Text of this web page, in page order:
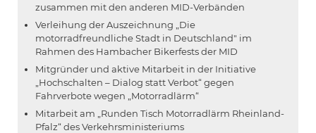
zusammen mit den anderen MID-Verbänden
Verleihung der Auszeichnung „Die
motorradfreundliche Stadt in Deutschland" im
Rahmen des Hambacher Bikerfests der MID
Mitgründer und aktive Mitarbeit in der Initiative
„Hochschalten – Dialog statt Verbot“ gegen
Fahrverbote wegen „Motorradlärm“
Mitarbeit am „Runden Tisch Motorradlärm Rheinland-
Pfalz“ des Verkehrsministeriums